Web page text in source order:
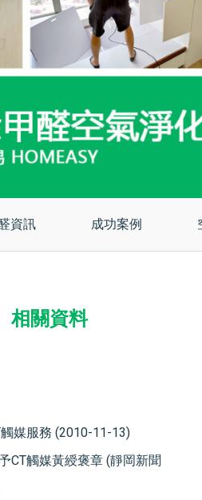
資訊 成功案例
相關資料
媒服務 (2010-11-13)
CT觸媒黃綬褒章 (靜岡新聞